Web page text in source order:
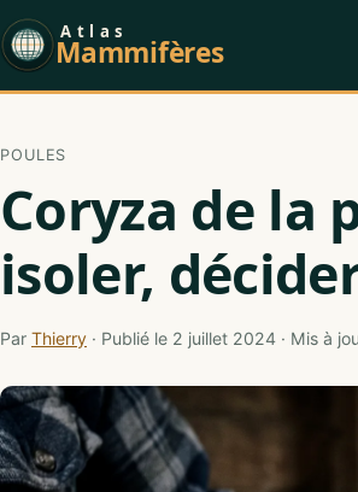
Atlas
Mammifères
POULES
Coryza de la
isoler,
Par Thierry · Publié le 2 juillet 2024 · Mis à